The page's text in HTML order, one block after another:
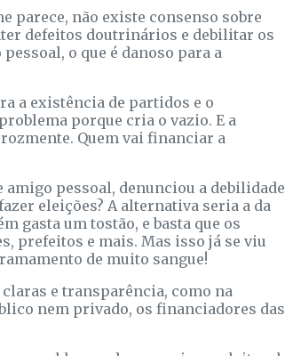
parece, não existe consenso sobre
defeitos doutrinários e debilitar os
o que é danoso para a
a existência de partidos e o
porque cria o vazio. E a
Quem vai financiar a
pessoal, denunciou a debilidade
eleições? A alternativa seria a da
gasta um tostão, e basta que os
prefeitos e mais. Mas isso já se viu
de muito sangue!
e transparência, como na
nem privado, os financiadores das